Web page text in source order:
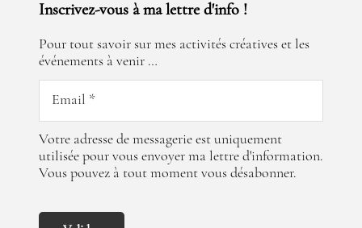
Inscrivez-vous à ma lettre d'info !
Pour tout savoir sur mes activités créatives et les
événements à venir …
Votre adresse de messagerie est uniquement
utilisée pour vous envoyer ma lettre d'information.
Vous pouvez à tout moment vous désabonner.